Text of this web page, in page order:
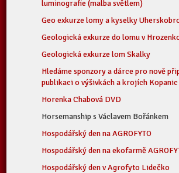
luminografie (malba světlem)
Geo exkurze lomy a kyselky
Geologická exkurze do lomu v
Geologická exkurze lom Skalky
Hledáme sponzory a dárce pro nově
publikaci o výšivkách a krojích Kopanic
Horenka Chabová DVD
Horsemanship s Václavem Bořánkem
Hospodářský den na AGROFYTO
Hospodářský den na ekofarmě
Hospodářský den v Agrofyto Lidečko